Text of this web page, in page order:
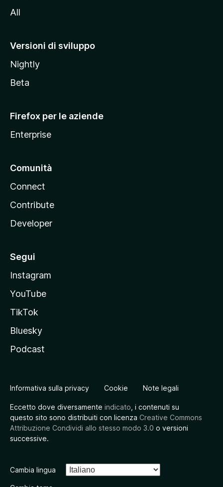
t
M
z
i
a
All
Versioni di sviluppo
Nightly
Beta
Firefox per le aziende
Enterprise
Comunità
Connect
Contribute
Developer
Segui
Instagram
YouTube
TikTok
Bluesky
Podcast
Informativa sulla privacy Cookie Note legali
Eccetto dove diversamente indicato , i contenuti su
questo sito sono distribuiti con licenza Creative Commons
Attribuzione Condividi allo stesso modo 3.0 o versioni
successive.
Cambia lingua